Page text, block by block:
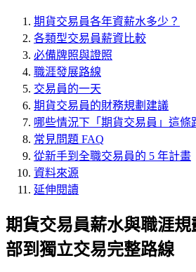
期貨交易員各年資薪水多少？
各類型交易員薪資比較
必備牌照與證照
職涯發展路線
交易員的一天
期貨交易員的財務規劃建議
哪些情況下「期貨交易員」這條
常見問題 FAQ
從新手到全職交易員的 5 年計畫
資料來源
延伸閱讀
期貨交易員薪水與職涯規
部到獨立交易完整路線